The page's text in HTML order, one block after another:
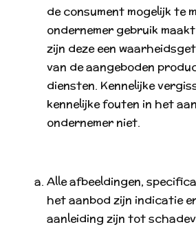
de consument mogelijk te
ondernemer gebruik
zijn deze een
van de aangeboden
diensten. Kennelijke
kennelijke fouten in het
ondernemer niet.
Alle afbeeldingen,
het aanbod zijn indicatie
aanleiding zijn tot